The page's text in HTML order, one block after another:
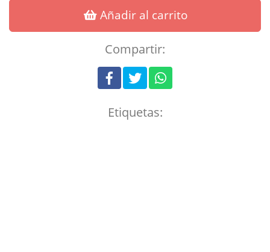
Añadir al carrito
Compartir:
Etiquetas: